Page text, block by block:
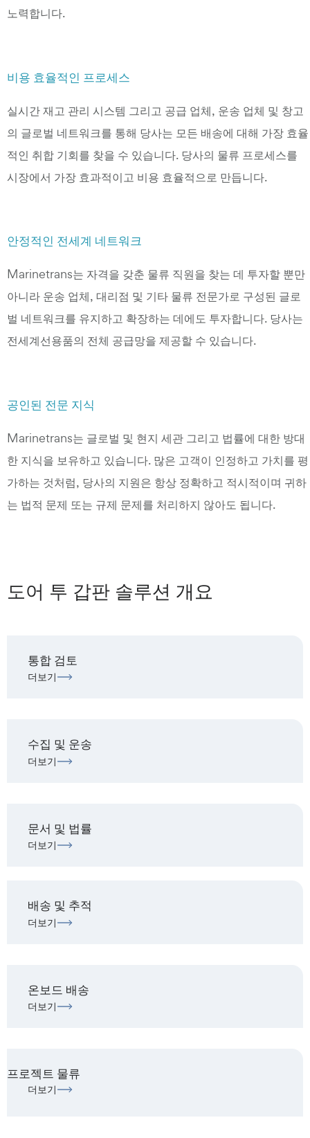
노력합니다.
비용 효율적인 프로세스
실시간 재고 관리 시스템 그리고 공급 업체, 운송 업체 및 창고
의 글로벌 네트워크를 통해 당사는 모든 배송에 대해 가장 효율
적인 취합 기회를 찾을 수 있습니다. 당사의 물류 프로세스를
시장에서 가장 효과적이고 비용 효율적으로 만듭니다.
안정적인 전세계 네트워크
Marinetrans는 자격을 갖춘 물류 직원을 찾는 데 투자할 뿐만
아니라 운송 업체, 대리점 및 기타 물류 전문가로 구성된 글로
벌 네트워크를 유지하고 확장하는 데에도 투자합니다. 당사는
전세계선용품의 전체 공급망을 제공할 수 있습니다.
공인된 전문 지식
Marinetrans는 글로벌 및 현지 세관 그리고 법률에 대한 방대
한 지식을 보유하고 있습니다. 많은 고객이 인정하고 가치를 평
가하는 것처럼, 당사의 지원은 항상 정확하고 적시적이며 귀하
는 법적 문제 또는 규제 문제를 처리하지 않아도 됩니다.
도어 투 갑판 솔루션 개요
통합 검토
더보기
수집 및 운송
더보기
문서 및 법률
더보기
배송 및 추적
더보기
온보드 배송
더보기
더보기
프로젝트 물류